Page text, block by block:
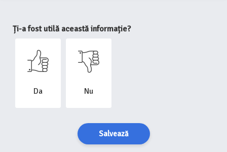
Ți-a fost utilă această informație?
Da Nu
Salvează